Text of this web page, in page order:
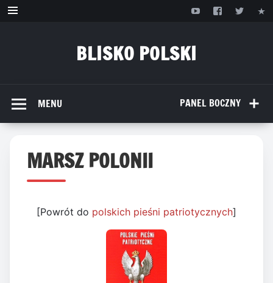
Przejdź
BLISKO POLSKI
PANEL BOCZNY
MENU
MARSZ POLONII
[Powrót do polskich pieśni patriotycznych]